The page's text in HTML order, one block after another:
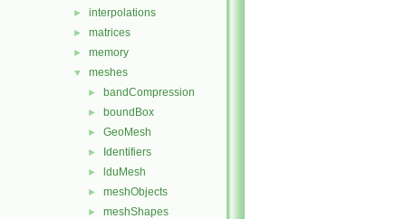
► interpolations
► matrices
► memory
▼ meshes
► bandCompression
► boundBox
► GeoMesh
► Identifiers
► lduMesh
► meshObjects
► meshShapes